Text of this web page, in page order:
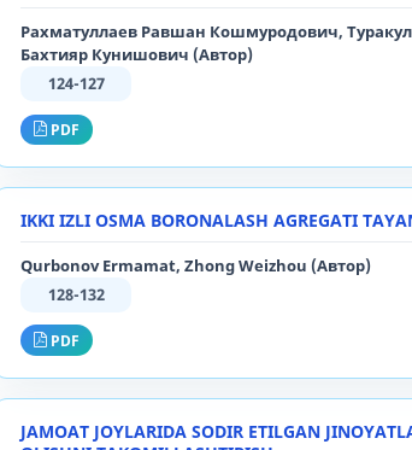
Рахматуллаев Равшан Кошмуродович,
Бахтияр Кунишович (Автор)
124-127
PDF
IKKI IZLI OSMA BORONALASH AGREGATI
Qurbonov Ermamat, Zhong Weizhou (Автор)
128-132
PDF
JAMOAT JOYLARIDA SODIR ETILGAN